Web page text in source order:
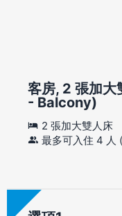
客房, 2 張加
- Balcony)
2 張加大雙人床
最多可入住 4 人